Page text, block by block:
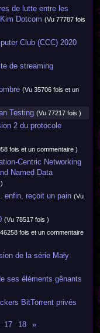
de lutte entre les
Dotcom (Vu 77787 fois
Club (CCC) 2020
de streaming
(Vu 35706 fois et un
Testing (Vu 77217 fois )
2 du protocole
fois et un commentaire )
Centric Networking
Named Data
enfin, reçoit un pain (Vu
(Vu 78517 fois )
fois et un commentaire
de la série Mały
ses éléments gênants
BitTorrent privés
17 18 »